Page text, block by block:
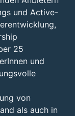
und Active-
25
und
von
als auch in